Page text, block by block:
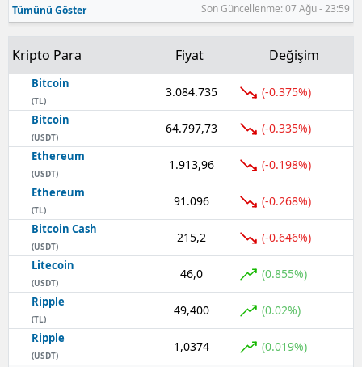
Tümünü Göster Son Güncellenme: 07 Ağu - 23:59
Kripto Para Fiyat Değişim
Bitcoin
(TL)
3.084.735 (-0.375%)
Bitcoin
(USDT)
64.797,73 (-0.335%)
Ethereum
(USDT)
1.913,96 (-0.198%)
Ethereum
(TL)
91.096 (-0.268%)
Bitcoin Cash
(USDT)
215,2 (-0.646%)
Litecoin
(USDT)
46,0 (0.855%)
Ripple
(TL)
49,400 (0.02%)
Ripple
(USDT)
1,0374 (0.019%)